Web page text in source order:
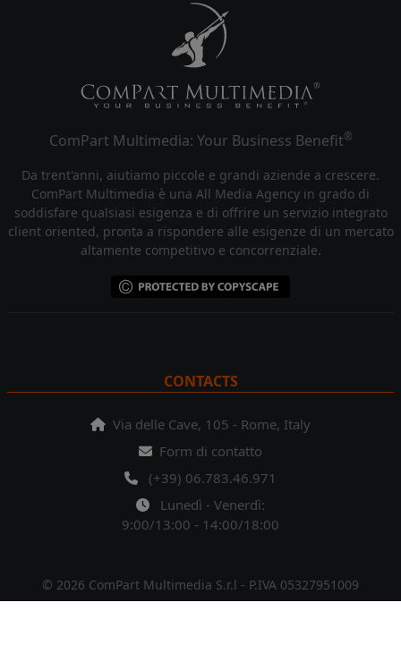
ComPart Multimedia: Your Business Benefit®
Da trent'anni, aiutiamo piccole e grandi aziende a crescere.
ComPart Multimedia è una All Media Agency in grado di
soddisfare qualsiasi esigenza e di offrire un servizio integrato
client oriented, pronta a rispondere alle esigenze di un mercato
altamente competitivo e concorrenziale.
CONTACTS
Via delle Cave, 105 - Rome, Italy
Form di contatto
(+39) 06.783.46.971
Lunedì - Venerdì:
9:00/13:00 - 14:00/18:00
© 2026 ComPart Multimedia S.r.l - P.IVA 05327951009